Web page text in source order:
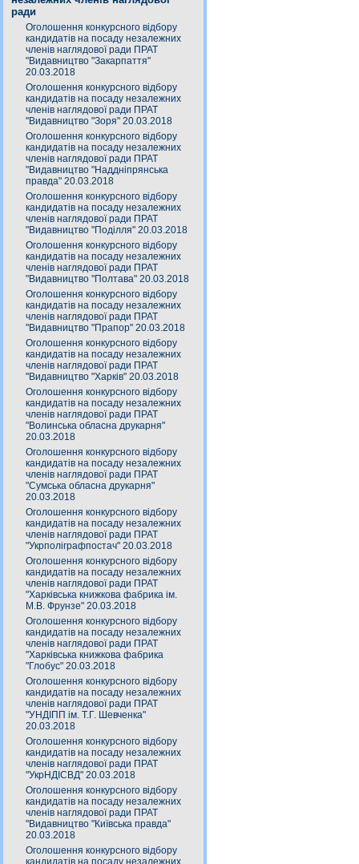
ради
Оголошення конкурсного відбору
кандидатів на посаду незалежних
членів наглядової ради ПРАТ
"Видавництво "Закарпаття"
20.03.2018
Оголошення конкурсного відбору
кандидатів на посаду незалежних
членів наглядової ради ПРАТ
"Видавництво "Зоря" 20.03.2018
Оголошення конкурсного відбору
кандидатів на посаду незалежних
членів наглядової ради ПРАТ
"Видавництво "Наддніпрянська
правда" 20.03.2018
Оголошення конкурсного відбору
кандидатів на посаду незалежних
членів наглядової ради ПРАТ
"Видавництво "Поділля" 20.03.2018
Оголошення конкурсного відбору
кандидатів на посаду незалежних
членів наглядової ради ПРАТ
"Видавництво "Полтава" 20.03.2018
Оголошення конкурсного відбору
кандидатів на посаду незалежних
членів наглядової ради ПРАТ
"Видавництво "Прапор" 20.03.2018
Оголошення конкурсного відбору
кандидатів на посаду незалежних
членів наглядової ради ПРАТ
"Видавництво "Харків" 20.03.2018
Оголошення конкурсного відбору
кандидатів на посаду незалежних
членів наглядової ради ПРАТ
"Волинська обласна друкарня"
20.03.2018
Оголошення конкурсного відбору
кандидатів на посаду незалежних
членів наглядової ради ПРАТ
"Сумська обласна друкарня"
20.03.2018
Оголошення конкурсного відбору
кандидатів на посаду незалежних
членів наглядової ради ПРАТ
"Укрполіграфпостач" 20.03.2018
Оголошення конкурсного відбору
кандидатів на посаду незалежних
членів наглядової ради ПРАТ
"Харківська книжкова фабрика ім.
М.В. Фрунзе" 20.03.2018
Оголошення конкурсного відбору
кандидатів на посаду незалежних
членів наглядової ради ПРАТ
"Харківська книжкова фабрика
"Глобус" 20.03.2018
Оголошення конкурсного відбору
кандидатів на посаду незалежних
членів наглядової ради ПРАТ
"УНДІПП ім. Т.Г. Шевченка"
20.03.2018
Оголошення конкурсного відбору
кандидатів на посаду незалежних
членів наглядової ради ПРАТ
"УкрНДІСВД" 20.03.2018
Оголошення конкурсного відбору
кандидатів на посаду незалежних
членів наглядової ради ПРАТ
"Видавництво "Київська правда"
20.03.2018
Оголошення конкурсного відбору
кандидатів на посаду незалежних